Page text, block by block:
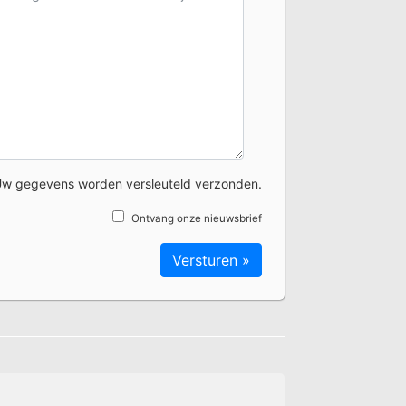
gegevens worden versleuteld verzonden.
Ontvang onze nieuwsbrief